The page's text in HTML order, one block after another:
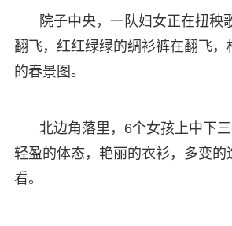
院子中央，一队妇女正在扭秧
翻飞，红红绿绿的绸衫裤在翻飞，
的春景图。
北边角落里，6个女孩上中下三
轻盈的体态，艳丽的衣衫，多变的
看。